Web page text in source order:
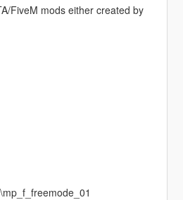
FiveM mods either created by